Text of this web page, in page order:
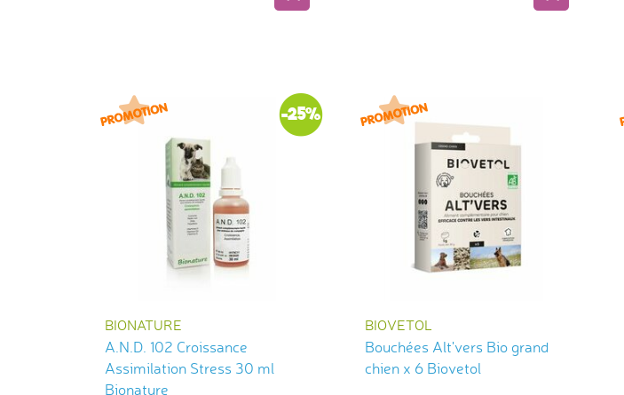
-25%
BIONATURE
A.N.D. 102 Croissance
Assimilation Stress 30 ml
Bionature
BIOVETOL
Bouchées Alt'vers Bio grand
chien x 6 Biovetol